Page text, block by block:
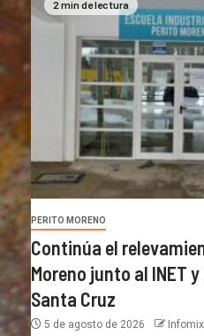
2 min de lectura
PERITO MORENO
Continúa el
Moreno junto al INET
Santa Cruz
5 de agosto de 2026 Infomix